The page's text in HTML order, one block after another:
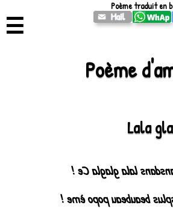
☰
Poème
Lala
Tonton ii mama ge
C'estc'est monmon
Poème traduit en